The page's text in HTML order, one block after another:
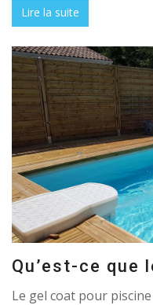
Lire la suite
Qu’est-ce que
Le gel coat pour